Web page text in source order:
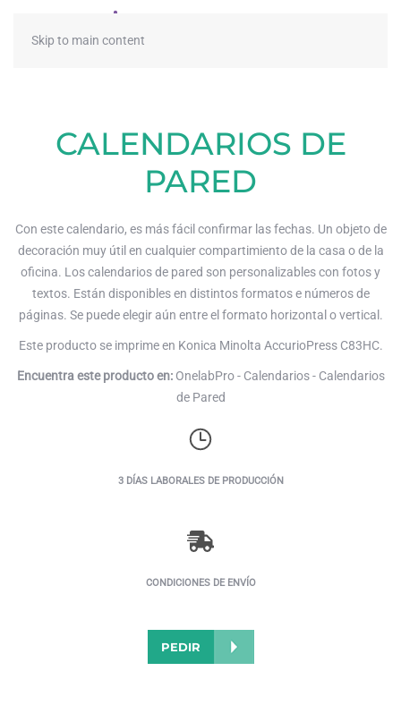
Skip to main content
CALENDARIOS DE
PARED
Con este calendario, es más fácil confirmar las fechas. Un objeto de
decoración muy útil en cualquier compartimiento de la casa o de la
oficina. Los calendarios de pared son personalizables con fotos y
textos. Están disponibles en distintos formatos e números de
páginas. Se puede elegir aún entre el formato horizontal o vertical.
Este producto se imprime en Konica Minolta AccurioPress C83HC.
Encuentra este producto en:OnelabPro - Calendarios - Calendarios
de Pared
3 DÍAS LABORALES DE PRODUCCIÓN
CONDICIONES DE ENVÍO
PEDIR